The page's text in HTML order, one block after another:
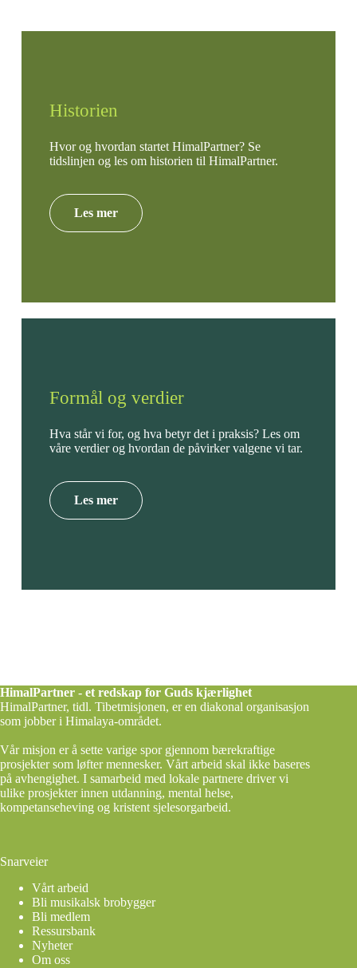
Historien
Hvor og hvordan startet HimalPartner? Se
tidslinjen og les om historien til HimalPartner.
Les mer
Formål og verdier
Hva står vi for, og hva betyr det i praksis? Les om
våre verdier og hvordan de påvirker valgene vi tar.
Les mer
HimalPartner - et redskap for Guds kjærlighet
HimalPartner, tidl. Tibetmisjonen, er en diakonal organisasjon
som jobber i Himalaya-området.
Vår misjon er å sette varige spor gjennom bærekraftige
prosjekter som løfter mennesker. Vårt arbeid skal ikke baseres
på avhengighet. I samarbeid med lokale partnere driver vi
ulike prosjekter innen utdanning, mental helse,
kompetanseheving og kristent sjelesorgarbeid.
Snarveier
Vårt arbeid
Bli musikalsk brobygger
Bli medlem
Ressursbank
Nyheter
Om oss